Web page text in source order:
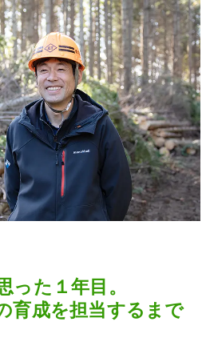
った１年目。
育成を担当するまで